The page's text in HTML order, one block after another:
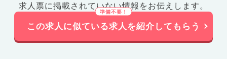
求人票に掲載されていない情報をお伝えします。
この求人に似ている求人を紹介してもらう